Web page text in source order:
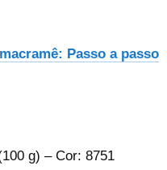
Passo a passo
g) – Cor: 8751